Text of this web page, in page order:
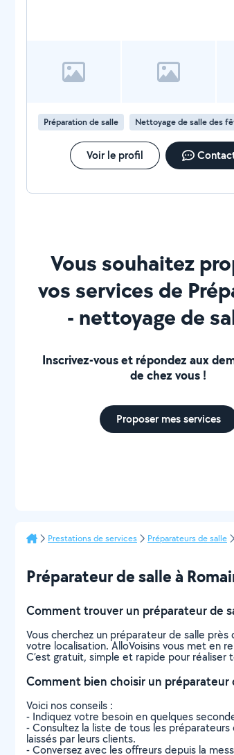
Préparation de salle Nettoyage de salle des
Voir le profil
Vous souhaitez
vos services de
- nettoyage de
Inscrivez-vous et répondez aux
de chez vous !
Proposer mes services
Prestations de services Préparateurs de salle
Préparateur de salle à
Comment trouver un préparateur de
Vous cherchez un préparateur de salle
votre localisation. AlloVoisins vous met en
C’est gratuit, simple et rapide pour réaliser
Comment bien choisir un préparateur
Voici nos conseils :
- Indiquez votre besoin en quelques
- Consultez la liste de tous les
laissés par leurs clients.
- Conversez avec les offreurs depuis la